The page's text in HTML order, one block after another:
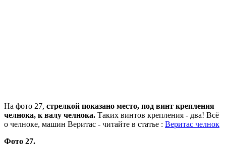
На фото 27, стрелкой показано место, под винт крепления
челнока, к валу челнока. Таких винтов крепления - два! Всё
о челноке, машин Веритас - читайте в статье : Веритас челнок
Фото 27.